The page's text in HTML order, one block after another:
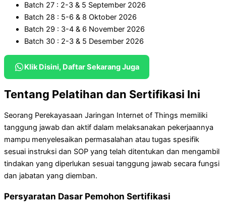
Batch 27 : 2-3 & 5 September 2026
Batch 28 : 5-6 & 8 Oktober 2026
Batch 29 : 3-4 & 6 November 2026
Batch 30 : 2-3 & 5 Desember 2026
Klik Disini, Daftar Sekarang Juga
Tentang Pelatihan dan Sertifikasi Ini
Seorang Perekayasaan Jaringan Internet of Things memiliki
tanggung jawab dan aktif dalam melaksanakan pekerjaannya
mampu menyelesaikan permasalahan atau tugas spesifik
sesuai instruksi dan SOP yang telah ditentukan dan mengambil
tindakan yang diperlukan sesuai tanggung jawab secara fungsi
dan jabatan yang diemban.
Persyaratan Dasar Pemohon Sertifikasi